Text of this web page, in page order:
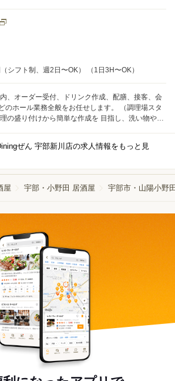
シフト制、週2日〜OK） （1日3H〜OK）
ル業務全般をお任せします。 （調理場スタ
ぜん 宇部新川店の求人情報をもっと見
屋 宇部・小野田 居酒屋 宇部市・山陽小野